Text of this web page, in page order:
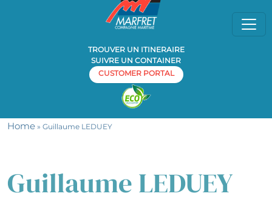
TROUVER UN ITINERAIRE
SUIVRE UN CONTAINER
CUSTOMER PORTAL
Home » Guillaume LEDUEY
Guillaume LEDUEY